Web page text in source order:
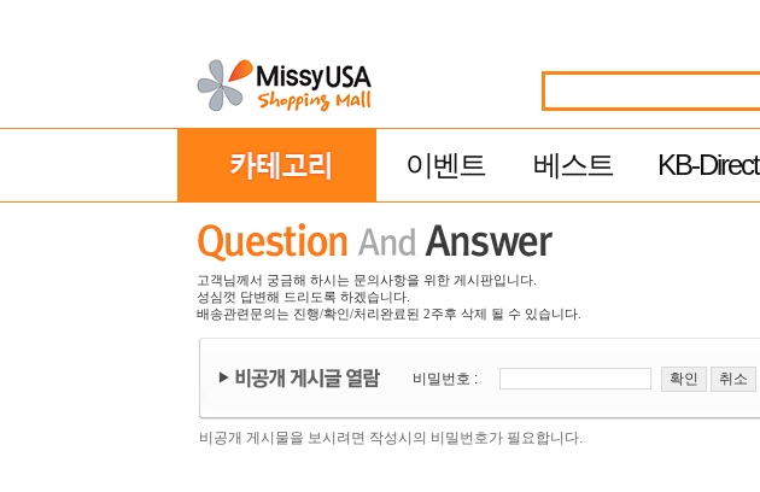
이벤트 베스트 KB-Direct
고객님께서 궁금해 하시는 문의사항을 위한 게시판입니다.
성심껏 답변해 드리도록 하겠습니다.
배송관련문의는 진행/확인/처리완료된 2주후 삭제 될 수 있습니다.
비밀번호 :
비공개 게시물을 보시려면 작성시의 비밀번호가 필요합니다.